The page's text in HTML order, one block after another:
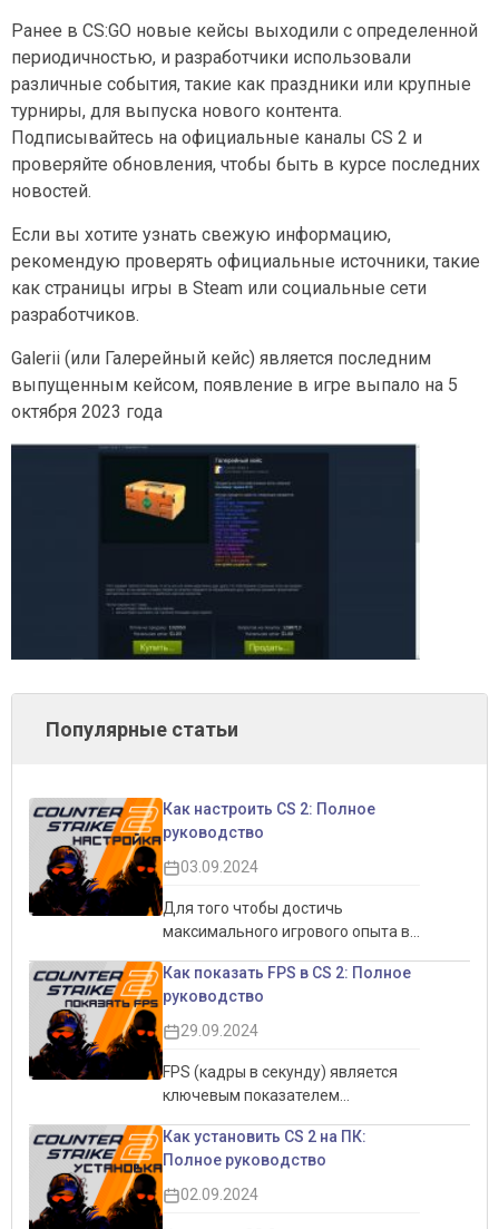
Ранее в CS:GO новые кейсы выходили с определенной
периодичностью, и разработчики использовали
различные события, такие как праздники или крупные
турниры, для выпуска нового контента.
Подписывайтесь на официальные каналы CS 2 и
проверяйте обновления, чтобы быть в курсе последних
новостей.
Если вы хотите узнать свежую информацию,
рекомендую проверять официальные источники, такие
как страницы игры в Steam или социальные сети
разработчиков.
Galerii (или Галерейный кейс) является последним
выпущенным кейсом, появление в игре выпало на 5
октября 2023 года
Популярные статьи
Как настроить CS 2: Полное
руководство
03.09.2024
Для того чтобы достичь
максимального игрового опыта в
игру. Это не только позволит
увеличить производительность,
но и обеспечит более комфортный
интерфейса, графики и звука
могут существенно повлиять на
плавной и отзывчивой. В этом
руководстве мы подробно
рассмотрим все аспекты
Как показать FPS в CS 2: Полное
руководство
29.09.2024
FPS (кадры в секунду) является
ключевым показателем
особенно в соревновательных
играх, таких как CS 2.
Отслеживание FPS помогает
Как установить CS 2 на ПК:
Полное руководство
02.09.2024